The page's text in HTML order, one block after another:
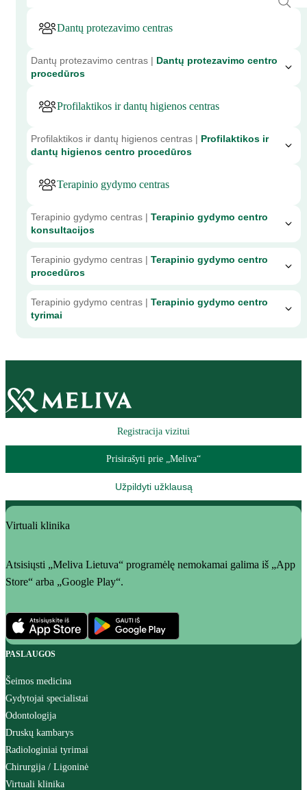
Dantų protezavimo centras
Dantų protezavimo centras | Dantų protezavimo centro
procedūros
Profilaktikos ir dantų higienos centras
Profilaktikos ir dantų higienos centras | Profilaktikos ir
dantų higienos centro procedūros
Terapinio gydymo centras
Terapinio gydymo centras | Terapinio gydymo centro
konsultacijos
Terapinio gydymo centras | Terapinio gydymo centro
procedūros
Terapinio gydymo centras | Terapinio gydymo centro
tyrimai
Registracija vizitui
Prisirašyti prie „Meliva“
Užpildyti užklausą
Virtuali klinika
Atsisiųsti „Meliva Lietuva“ programėlę nemokamai galima iš „App
Store“ arba „Google Play“.
PASLAUGOS
Šeimos medicina
Gydytojai specialistai
Odontologija
Druskų kambarys
Radiologiniai tyrimai
Chirurgija / Ligoninė
Virtuali klinika